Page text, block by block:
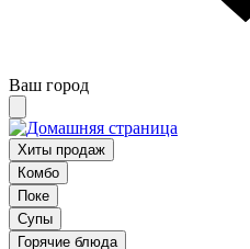
Ваш город
Хиты продаж
Комбо
Поке
Супы
Горячие блюда